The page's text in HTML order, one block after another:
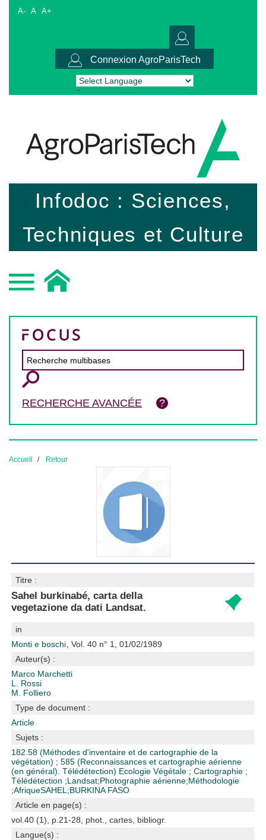
A- A A+
Connexion AgroParisTech
Powered by Translate
Infodoc : Sciences,
Techniques et Culture
RECHERCHE AVANCÉE
Accueil Retour
Titre :
Sahel burkinabé, carta della
vegetazione da dati Landsat.
in
Monti e boschi , Vol. 40 n° 1, 01/02/1989
Auteur(s) :
Marco Marchetti
L. Rossi
M. Folliero
Type de document :
Article
Sujets :
182.58 (Méthodes d'inventaire et de cartographie de la
végétation) ;585 (Reconnaissances et cartographie aérienne
(en général). Télédétection) Ecologie Végétale ;Cartographie ;
Télédétection ;Landsat;Photographie aérienne;Méthodologie
;AfriqueSAHEL ;BURKINA FASO
Article en page(s) :
vol.40 (1), p.21-28, phot., cartes, bibliogr.
Langue(s) :